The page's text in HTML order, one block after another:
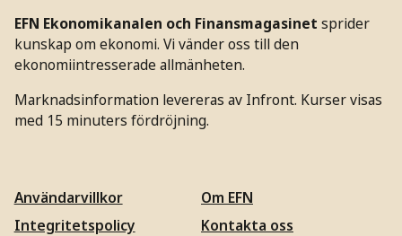
EFN Ekonomikanalen och Finansmagasinet sprider
kunskap om ekonomi. Vi vänder oss till den
ekonomiintresserade allmänheten.
Marknadsinformation levereras av Infront. Kurser visas
med 15 minuters fördröjning.
Användarvillkor
Integritetspolicy
Om EFN
Kontakta oss